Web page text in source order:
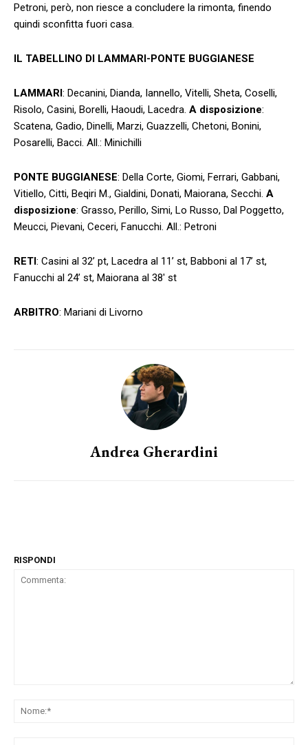
Petroni, però, non riesce a concludere la rimonta, finendo
quindi sconfitta fuori casa.
IL TABELLINO DI LAMMARI-PONTE BUGGIANESE
LAMMARI: Decanini, Dianda, Iannello, Vitelli, Sheta, Coselli,
Risolo, Casini, Borelli, Haoudi, Lacedra. A disposizione:
Scatena, Gadio, Dinelli, Marzi, Guazzelli, Chetoni, Bonini,
Posarelli, Bacci. All.: Minichilli
PONTE BUGGIANESE: Della Corte, Giomi, Ferrari, Gabbani,
Vitiello, Citti, Beqiri M., Gialdini, Donati, Maiorana, Secchi. A
disposizione: Grasso, Perillo, Simi, Lo Russo, Dal Poggetto,
Meucci, Pievani, Ceceri, Fanucchi. All.: Petroni
RETI: Casini al 32’ pt, Lacedra al 11’ st, Babboni al 17’ st,
Fanucchi al 24’ st, Maiorana al 38′ st
ARBITRO: Mariani di Livorno
Andrea Gherardini
RISPONDI